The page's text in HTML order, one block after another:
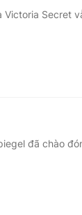
Secret
đã chào